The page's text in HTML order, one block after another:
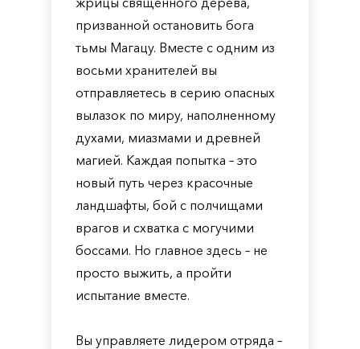
призванной остановить бога
тьмы Магацу. Вместе с одним из
восьми хранителей вы
отправляетесь в серию опасных
вылазок по миру, наполненному
духами, миазмами и древней
магией. Каждая попытка – это
новый путь через красочные
ландшафты, бой с полчищами
врагов и схватка с могучими
боссами. Но главное здесь – не
просто выжить, а пройти
испытание вместе.
Вы управляете лидером отряда –